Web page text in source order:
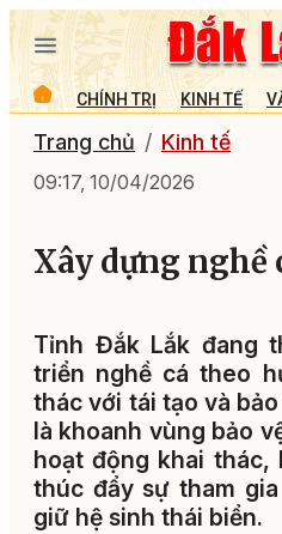
CHÍNH TRỊ KINH TẾ
Trang chủ Kinh tế
09:17, 10/04/2026
Xây dựng nghề
Tỉnh Đắk Lắk đang
triển nghề cá theo
thác với tái tạo và
là khoanh vùng bảo
hoạt động khai
thúc đẩy sự tham
giữ hệ sinh thái biển.